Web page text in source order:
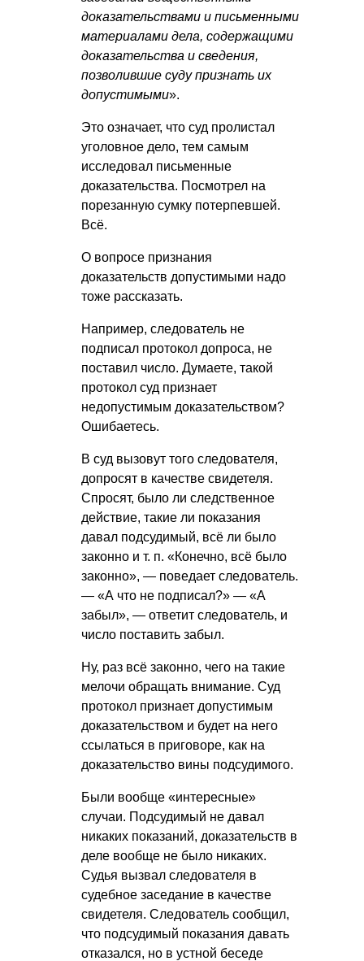
доказательствами и письменными
материалами дела, содержащими
доказательства и сведения,
позволившие суду признать их
допустимыми».
Это означает, что суд пролистал
уголовное дело, тем самым
исследовал письменные
доказательства. Посмотрел на
порезанную сумку потерпевшей.
Всё.
О вопросе признания
доказательств допустимыми надо
тоже рассказать.
Например, следователь не
подписал протокол допроса, не
поставил число. Думаете, такой
протокол суд признает
недопустимым доказательством?
Ошибаетесь.
В суд вызовут того следователя,
допросят в качестве свидетеля.
Спросят, было ли следственное
действие, такие ли показания
давал подсудимый, всё ли было
законно и т. п. «Конечно, всё было
законно», — поведает следователь.
— «А что не подписал?» — «А
забыл», — ответит следователь, и
число поставить забыл.
Ну, раз всё законно, чего на такие
мелочи обращать внимание. Суд
протокол признает допустимым
доказательством и будет на него
ссылаться в приговоре, как на
доказательство вины подсудимого.
Были вообще «интересные»
случаи. Подсудимый не давал
никаких показаний, доказательств в
деле вообще не было никаких.
Судья вызвал следователя в
судебное заседание в качестве
свидетеля. Следователь сообщил,
что подсудимый показания давать
отказался, но в устной беседе